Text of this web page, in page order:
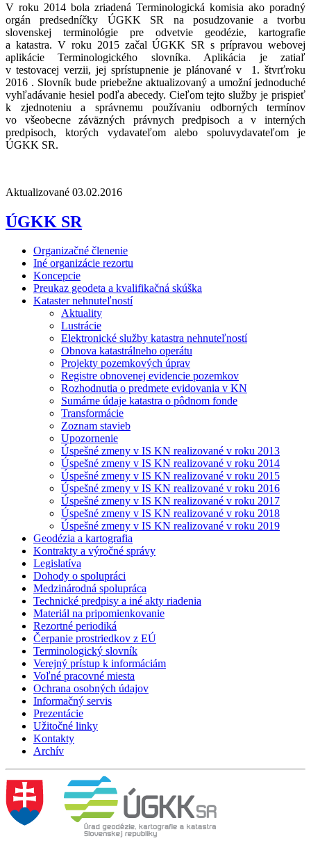
V roku 2014 bola zriadená Terminologická komisia ako poradný
orgán predsedníčky ÚGKK SR na posudzovanie a tvorbu
slovenskej terminológie pre odvetvie geodézie, kartografie
a katastra. V roku 2015 začal ÚGKK SR s prípravou webovej
aplikácie Terminologického slovníka. Aplikácia je zatiaľ
v testovacej verzii, jej sprístupnenie je plánované v 1. štvrťroku
2016 . Slovník bude priebežne aktualizovaný a umožní jednoduché
vyhľadávanie hesiel podľa abecedy. Cieľom tejto služby je prispieť
k zjednoteniu a správnemu používaniu odborných termínov
vo všeobecne záväzných právnych predpisoch a v interných
predpisoch, ktorých vydavateľom alebo spoluvydavateľom je
ÚGKK SR.
Aktualizované 03.02.2016
ÚGKK SR
Organizačné členenie
Iné organizácie rezortu
Koncepcie
Preukaz geodeta a kvalifikačná skúška
Kataster nehnuteľností
Aktuality
Lustrácie
Elektronické služby katastra nehnuteľností
Obnova katastrálneho operátu
Projekty pozemkových úprav
Registre obnovenej evidencie pozemkov
Rozhodnutia o predmete evidovania v KN
Sumárne údaje katastra o pôdnom fonde
Transformácie
Zoznam stavieb
Upozornenie
Úspešné zmeny v IS KN realizované v roku 2013
Úspešné zmeny v IS KN realizované v roku 2014
Úspešné zmeny v IS KN realizované v roku 2015
Úspešné zmeny v IS KN realizované v roku 2016
Úspešné zmeny v IS KN realizované v roku 2017
Úspešné zmeny v IS KN realizované v roku 2018
Úspešné zmeny v IS KN realizované v roku 2019
Geodézia a kartografia
Kontrakty a výročné správy
Legislatíva
Dohody o spolupráci
Medzinárodná spolupráca
Technické predpisy a iné akty riadenia
Materiál na pripomienkovanie
Rezortné periodiká
Čerpanie prostriedkov z EÚ
Terminologický slovník
Verejný prístup k informáciám
Voľné pracovné miesta
Ochrana osobných údajov
Informačný servis
Prezentácie
Užitočné linky
Kontakty
Archív